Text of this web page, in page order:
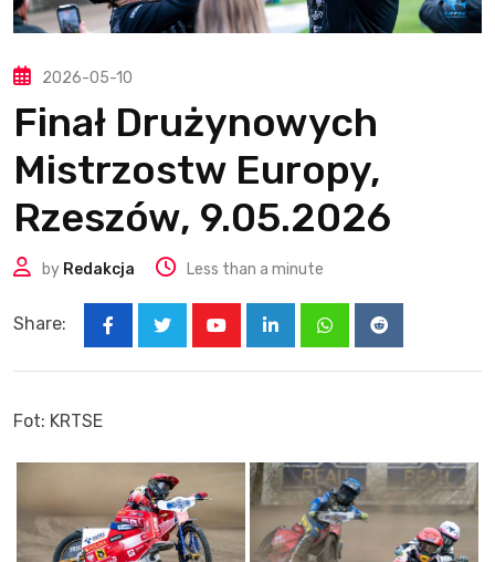
2026-05-10
Finał Drużynowych
Mistrzostw Europy,
Rzeszów, 9.05.2026
by Redakcja Less than a minute
Share:
LinkedInWhatsappReddit
Fot: KRTSE